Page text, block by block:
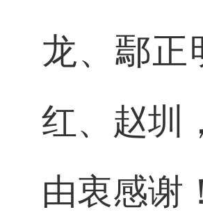
龙、鄢正
红、赵圳
由衷感谢